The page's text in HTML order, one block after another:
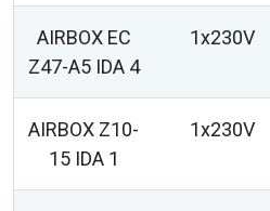
AIRBOX EC
Z47-A5 IDA 4
1x230V
AIRBOX Z10-
15 IDA 1
1x230V